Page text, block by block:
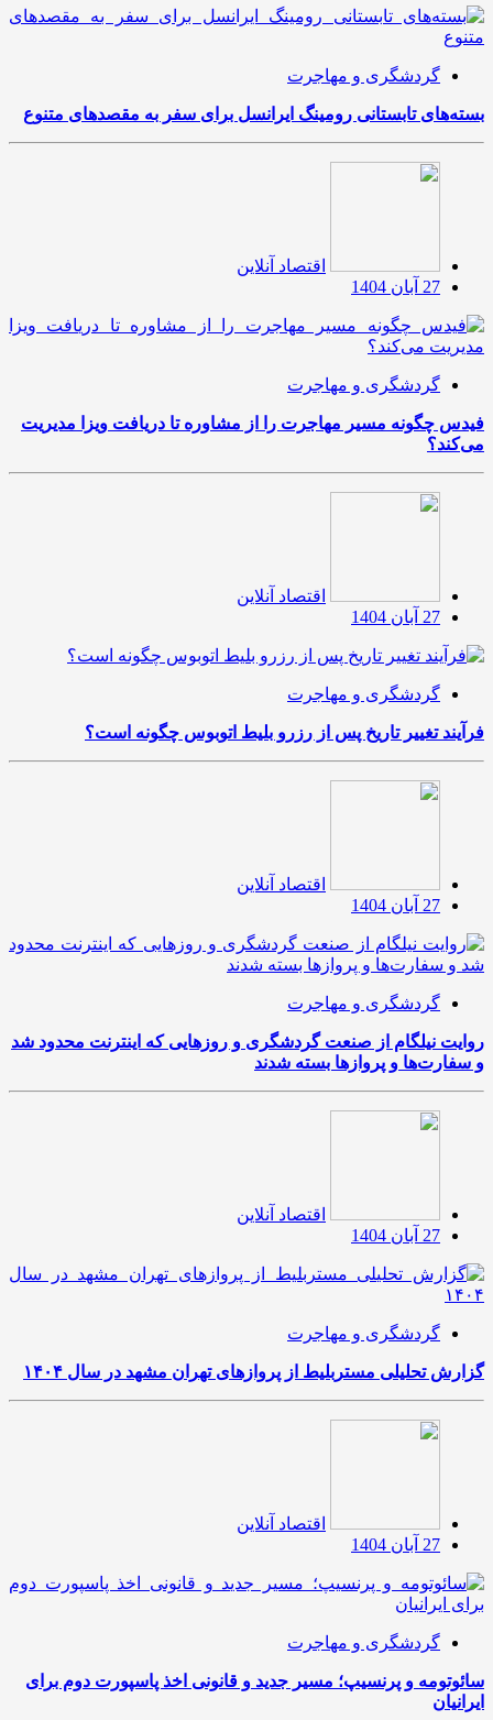
گردشگری و مهاجرت
بسته‌های تابستانی رومینگ ایرانسل برای سفر به مقصدهای متنوع
اقتصاد آنلاین
27 آبان 1404
گردشگری و مهاجرت
فیدس چگونه مسیر مهاجرت را از مشاوره تا دریافت ویزا مدیریت
می‌کند؟
اقتصاد آنلاین
27 آبان 1404
گردشگری و مهاجرت
فرآیند تغییر تاریخ پس از رزرو بلیط اتوبوس چگونه است؟
اقتصاد آنلاین
27 آبان 1404
گردشگری و مهاجرت
روایت نیلگام از صنعت گردشگری و روزهایی که اینترنت محدود شد
و سفارت‌ها و پروازها بسته شدند
اقتصاد آنلاین
27 آبان 1404
گردشگری و مهاجرت
گزارش تحلیلی مستربلیط از پروازهای تهران مشهد در سال ۱۴۰۴
اقتصاد آنلاین
27 آبان 1404
گردشگری و مهاجرت
سائوتومه و پرنسیپ؛ مسیر جدید و قانونی اخذ پاسپورت دوم برای
ایرانیان